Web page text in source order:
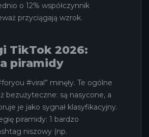
o 12% współczynnik
przyciągają wzrok.
TikTok 2026:
piramidy
#viral” minęły. Te ogólne
bezużyteczne: są nasycone, a
je jako sygnał klasyfikacyjny.
piramidy: 1 bardzo
niszowy (np.